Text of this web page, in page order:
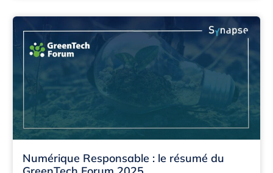
Numérique Responsable : le résumé du